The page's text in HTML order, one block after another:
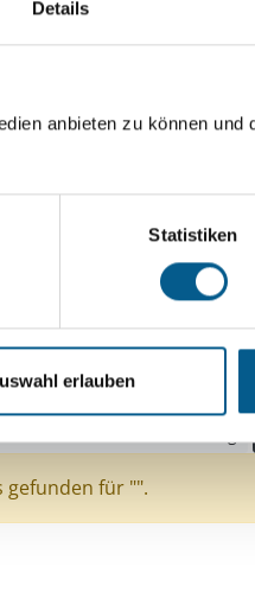
Details
anbieten zu können und
Statistiken
erlauben
durch die Wahl von
Menschen mit Behinderung
Bildung und Erziehung
gefunden für "".